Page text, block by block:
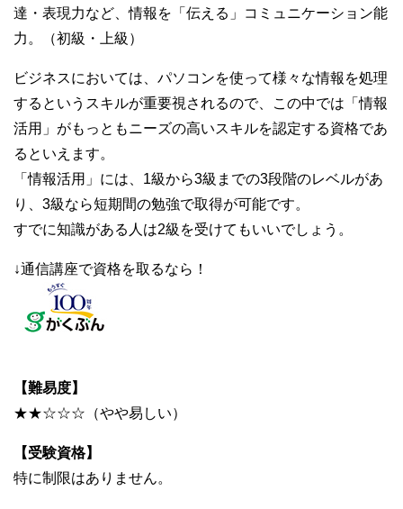
達・表現力など、情報を「伝える」コミュニケーション能
力。（初級・上級）
ビジネスにおいては、パソコンを使って様々な情報を処理
するというスキルが重要視されるので、この中では「情報
活用」がもっともニーズの高いスキルを認定する資格であ
るといえます。
「情報活用」には、1級から3級までの3段階のレベルがあ
り、3級なら短期間の勉強で取得が可能です。
すでに知識がある人は2級を受けてもいいでしょう。
↓通信講座で資格を取るなら！
【難易度】
★★☆☆☆（やや易しい）
【受験資格】
特に制限はありません。